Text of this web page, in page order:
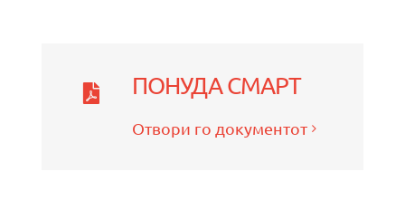
ПОНУДА СМАРТ
Отвори го документот